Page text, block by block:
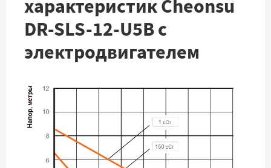
характеристик Cheonsu
DR-SLS-12-U5B с
электродвигателем